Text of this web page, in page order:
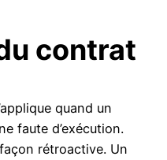
contrat
quand un
faute d’exécution.
rétroactive. Un